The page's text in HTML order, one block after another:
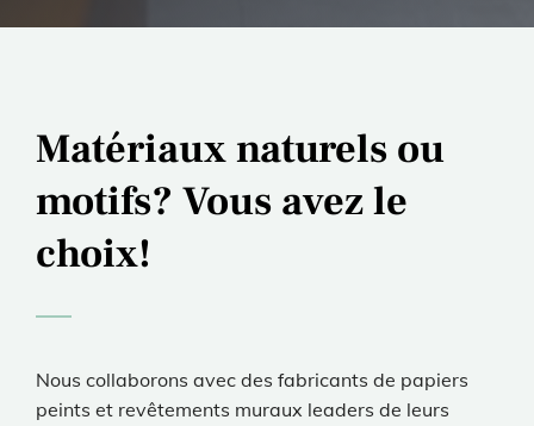
Matériaux naturels ou
motifs? Vous avez le
choix!
Nous collaborons avec des fabricants de papiers
peints et revêtements muraux leaders de leurs